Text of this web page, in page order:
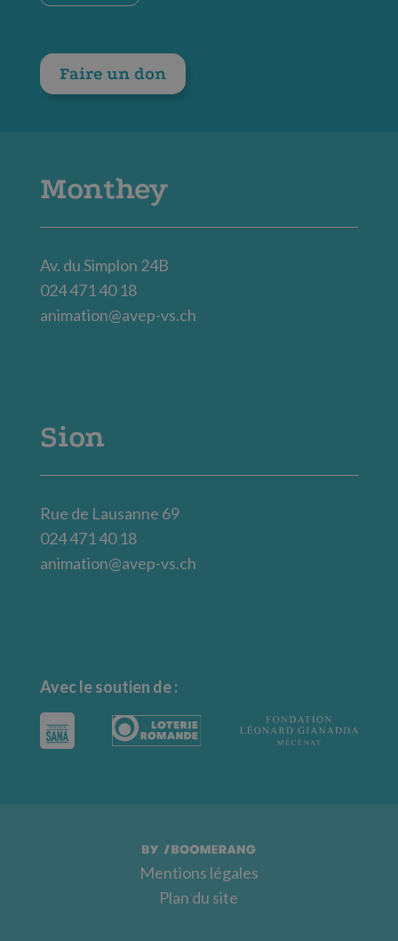
Faire un don
Monthey
Av. du Simplon 24B
024 471 40 18
animation@avep-vs.ch
Sion
Rue de Lausanne 69
024 471 40 18
animation@avep-vs.ch
Avec le soutien de :
Mentions légales
Plan du site